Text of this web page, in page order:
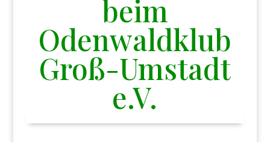
beim
Odenwaldklub
Groß-Umstadt
e.V.